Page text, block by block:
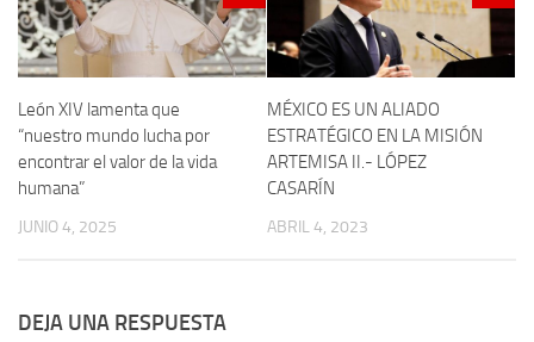
León XIV lamenta que
“nuestro mundo lucha por
encontrar el valor de la vida
humana”
JUNIO 4, 2025
MÉXICO ES UN ALIADO
ESTRATÉGICO EN LA MISIÓN
ARTEMISA II.- LÓPEZ
CASARÍN
ABRIL 4, 2023
DEJA UNA RESPUESTA